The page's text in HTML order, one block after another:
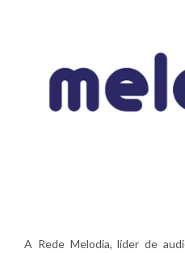
A Rede Melodia, líder de